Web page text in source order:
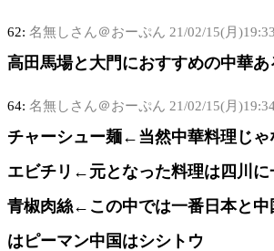
62: 名無しさん＠おーぷん 21/02/15(月
高田馬場と大門におすすめの中華あ
64: 名無しさん＠おーぷん 21/02/15(月
チャーシュー麺←当然中華料理じゃ
エビチリ←元となった料理は四川
青椒肉絲←この中では一番日本と中
はピーマン中国はシシトウ